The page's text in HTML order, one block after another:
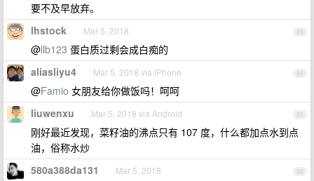
要不及早放弃。
83
lhstock Mar 5, 2018
@llb123 蛋白质过剩会成白痴的
84
aliasliyu4 Mar 5, 2018 via iPhone
@Famio 女朋友给你做饭吗！呵呵
85
liuwenxu Mar 5, 2018 via Android
刚好最近发现，菜籽油的沸点只有 107 度，什么都加点水到点
油，俗称水炒
86
580a388da131 Mar 5, 2018